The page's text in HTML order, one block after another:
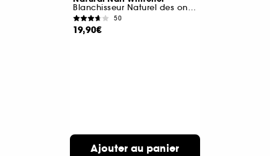
Blanchisseur Naturel des ongles
50
19,90€
Ajouter au panier